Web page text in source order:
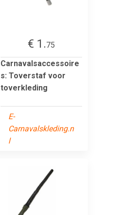
€ 1.75
Carnavalsaccessoire
s: Toverstaf voor
toverkleding
E-
Carnavalskleding.n
l